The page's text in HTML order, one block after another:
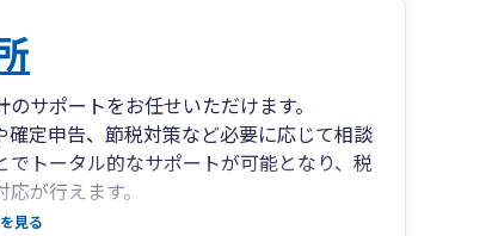
サポートをお任せいただけます。
定申告、節税対策など必要に応じて相談
トータル的なサポートが可能となり、税
が行えます。
なく、個人の相続に関わるお悩みにも対
見る